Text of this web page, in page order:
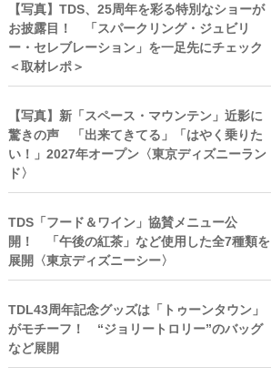
【写真】TDS、25周年を彩る特別なショーが
お披露目！ 「スパークリング・ジュビリ
ー・セレブレーション」を一足先にチェック
＜取材レポ＞
【写真】新「スペース・マウンテン」近影に
驚きの声 「出来てきてる」「はやく乗りた
い！」2027年オープン〈東京ディズニーラン
ド〉
TDS「フード＆ワイン」協賛メニュー公
開！ 「午後の紅茶」など使用した全7種類を
展開〈東京ディズニーシー〉
TDL43周年記念グッズは「トゥーンタウン」
がモチーフ！ “ジョリートロリー”のバッグ
など展開